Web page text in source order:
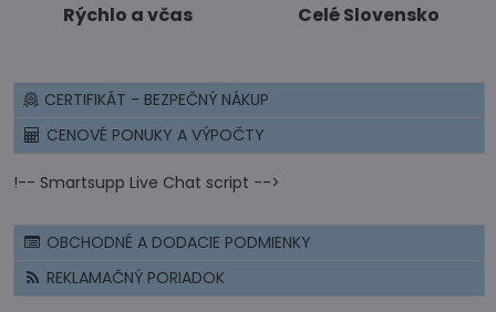
Rýchlo a včas Celé Slovensko
CERTIFIKÁT - BEZPEČNÝ NÁKUP
CENOVÉ PONUKY A VÝPOČTY
!-- Smartsupp Live Chat script -->
OBCHODNÉ A DODACIE PODMIENKY
REKLAMAČNÝ PORIADOK